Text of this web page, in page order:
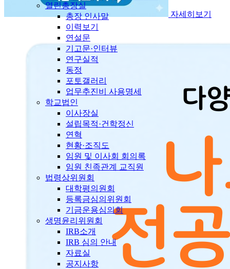
자세히보기
열린총장실
총장 인사말
이력보기
연설문
기고문·인터뷰
연구실적
동정
포토갤러리
업무추진비 사용명세
학교법인
이사장실
설립목적·건학정신
연혁
현황·조직도
임원 및 이사회 회의록
임원 친족관계 교직원
법령상위원회
대학평의원회
등록금심의위원회
기금운용심의회
생명윤리위원회
IRB소개
IRB 심의 안내
자료실
공지사항